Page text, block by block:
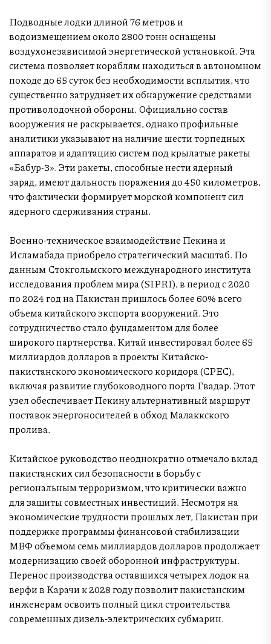
Подводные лодки длиной 76 метров и
водоизмещением около 2800 тонн оснащены
воздухонезависимой энергетической установкой. Эта
система позволяет кораблям находиться в автономном
походе до 65 суток без необходимости всплытия, что
существенно затрудняет их обнаружение средствами
противолодочной обороны. Официально состав
вооружения не раскрывается, однако профильные
аналитики указывают на наличие шести торпедных
аппаратов и адаптацию систем под крылатые ракеты
«Бабур-3». Эти ракеты, способные нести ядерный
заряд, имеют дальность поражения до 450 километров,
что фактически формирует морской компонент сил
ядерного сдерживания страны.
Военно-техническое взаимодействие Пекина и
Исламабада приобрело стратегический масштаб. По
данным Стокгольмского международного института
исследования проблем мира (SIPRI), в период с 2020
по 2024 год на Пакистан пришлось более 60% всего
объема китайского экспорта вооружений. Это
сотрудничество стало фундаментом для более
широкого партнерства. Китай инвестировал более 65
миллиардов долларов в проекты Китайско-
пакистанского экономического коридора (CPEC),
включая развитие глубоководного порта Гвадар. Этот
узел обеспечивает Пекину альтернативный маршрут
поставок энергоносителей в обход Малаккского
пролива.
Китайское руководство неоднократно отмечало вклад
пакистанских сил безопасности в борьбу с
региональным терроризмом, что критически важно
для защиты совместных инвестиций. Несмотря на
экономические трудности прошлых лет, Пакистан при
поддержке программы финансовой стабилизации
МВФ объемом семь миллиардов долларов продолжает
модернизацию своей оборонной инфраструктуры.
Перенос производства оставшихся четырех лодок на
верфи в Карачи к 2028 году позволит пакистанским
инженерам освоить полный цикл строительства
современных дизель-электрических субмарин.